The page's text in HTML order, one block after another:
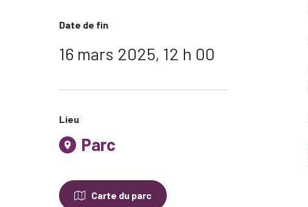
Date de fin
16 mars 2025, 12 h 00
Lieu
Parc
Carte du parc